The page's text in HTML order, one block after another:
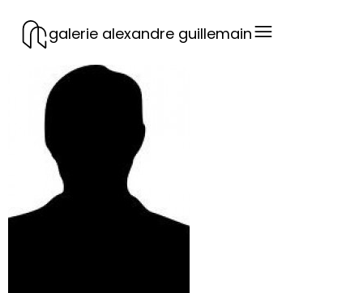
galerie alexandre guillemain